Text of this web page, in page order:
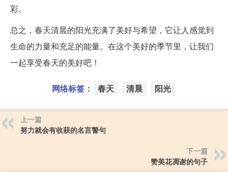
彩。
总之，春天清晨的阳光充满了美好与希望，它让人感觉到
生命的力量和充足的能量。在这个美好的季节里，让我们
一起享受春天的美好吧！
网络标签： 春天 清晨 阳光
上一篇
努力就会有收获的名言警句
下一篇
赞美花凋谢的句子